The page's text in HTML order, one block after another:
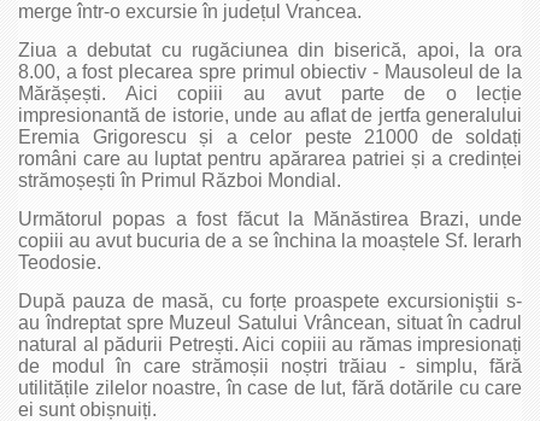
merge într-o excursie în județul Vrancea.
Ziua a debutat cu rugăciunea din biserică, apoi, la ora
8.00, a fost plecarea spre primul obiectiv - Mausoleul de la
Mărășești. Aici copiii au avut parte de o lecție
impresionantă de istorie, unde au aflat de jertfa generalului
Eremia Grigorescu și a celor peste 21000 de soldați
români care au luptat pentru apărarea patriei și a credinței
strămoșești în Primul Război Mondial.
Următorul popas a fost făcut la Mănăstirea Brazi, unde
copiii au avut bucuria de a se închina la moaștele Sf. Ierarh
Teodosie.
După pauza de masă, cu forțe proaspete excursioniştii s-
au îndreptat spre Muzeul Satului Vrâncean, situat în cadrul
natural al pădurii Petrești. Aici copiii au rămas impresionați
de modul în care strămoșii noștri trăiau - simplu, fără
utilitățile zilelor noastre, în case de lut, fără dotările cu care
ei sunt obișnuiți.